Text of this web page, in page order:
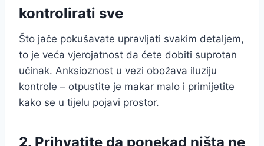
kontrolirati sve
Što jače pokušavate upravljati svakim detaljem,
to je veća vjerojatnost da ćete dobiti suprotan
učinak. Anksioznost u vezi obožava iluziju
kontrole – otpustite je makar malo i primijetite
kako se u tijelu pojavi prostor.
2. Prihvatite da ponekad ništa ne